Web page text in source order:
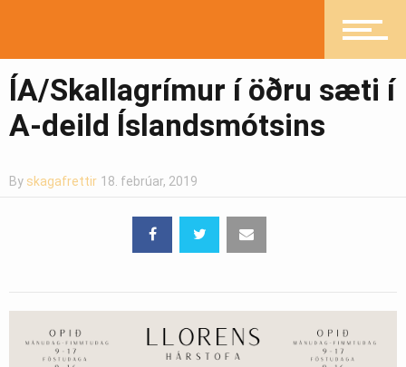
Heilsueflandi samfélag
Pistlar
Ljósmyndasafn
ÍA/Skallagrímur í öðru sæti í
A-deild Íslandsmótsins
By skagafrettir 18. febrúar, 2019